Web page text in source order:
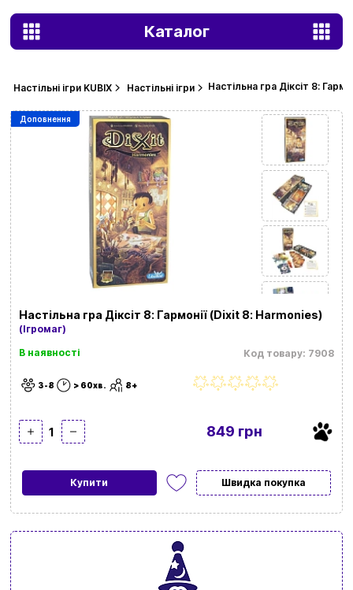
Каталог
Настільні ігри KUBIX Настільні ігри Настільна гра Діксіт 8:
Доповнення
Настільна гра Діксіт 8: Гармонії (Dixit 8: Harmonies)
(Ігромаг)
Код товару: 7908
В наявності
3-8 > 60хв. 8+
849 грн
1
Купити Швидка покупка